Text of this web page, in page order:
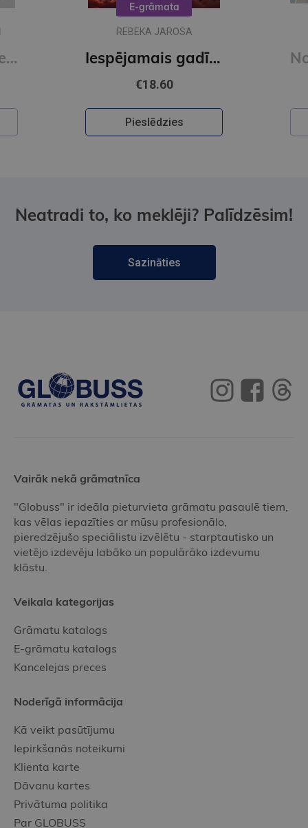
I Who Have Never Known Men (Vintage Classics)
E-grāmata
REBEKA JAROSA
Iespējamais gadījums (e-grāmata)
€18.60
Pieslēdzies
Neatradi to, ko meklēji? Palīdzēsim!
Sazināties
Vairāk nekā grāmatnīca
"Globuss" ir ideāla pieturvieta grāmatu pasaulē tiem,
kas vēlas iepazīties ar mūsu profesionālo,
pieredzējušo speciālistu izvēlētu - starptautisko un
vietējo izdevēju labāko un populārāko izdevumu
klāstu.
Veikala kategorijas
Grāmatu katalogs
E-grāmatu katalogs
Kancelejas preces
Noderīgā informācija
Kā veikt pasūtījumu
Iepirkšanās noteikumi
Klienta karte
Dāvanu kartes
Privātuma politika
Par GLOBUSS